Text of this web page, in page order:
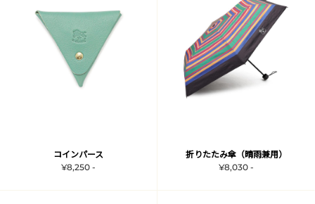
コインパース
¥8,250 -
折りたたみ傘（晴雨兼用）
¥8,030 -